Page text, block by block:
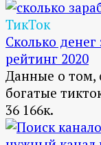
ТикТок
Сколько
рейтинг 2020
Данные о том,
богатые
36 166к.